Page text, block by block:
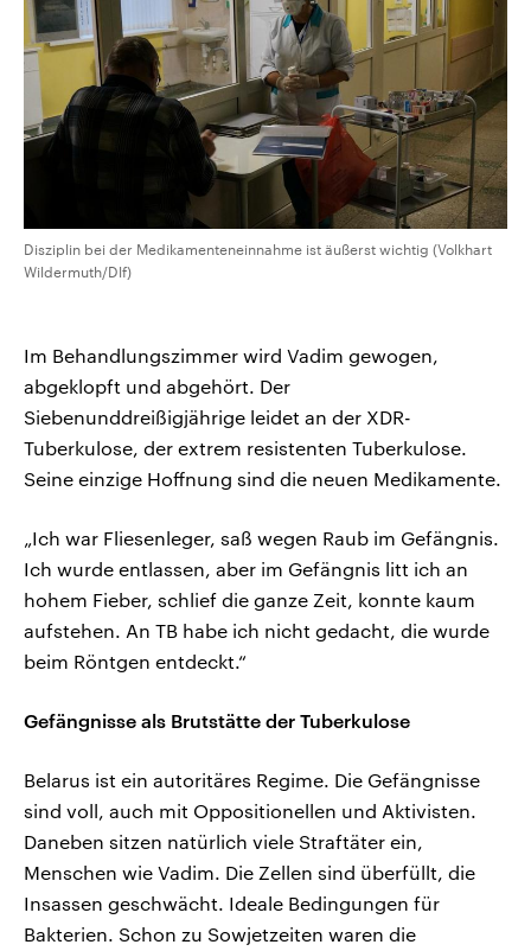
Disziplin bei der Medikamenteneinnahme ist äußerst wichtig (Volkhart
Wildermuth/Dlf)
Im Behandlungszimmer wird Vadim gewogen,
abgeklopft und abgehört. Der
Siebenunddreißigjährige leidet an der XDR-
Tuberkulose, der extrem resistenten Tuberkulose.
Seine einzige Hoffnung sind die neuen Medikamente.
„Ich war Fliesenleger, saß wegen Raub im Gefängnis.
Ich wurde entlassen, aber im Gefängnis litt ich an
hohem Fieber, schlief die ganze Zeit, konnte kaum
aufstehen. An TB habe ich nicht gedacht, die wurde
beim Röntgen entdeckt.“
Gefängnisse als Brutstätte der Tuberkulose
Belarus ist ein autoritäres Regime. Die Gefängnisse
sind voll, auch mit Oppositionellen und Aktivisten.
Daneben sitzen natürlich viele Straftäter ein,
Menschen wie Vadim. Die Zellen sind überfüllt, die
Insassen geschwächt. Ideale Bedingungen für
Bakterien. Schon zu Sowjetzeiten waren die